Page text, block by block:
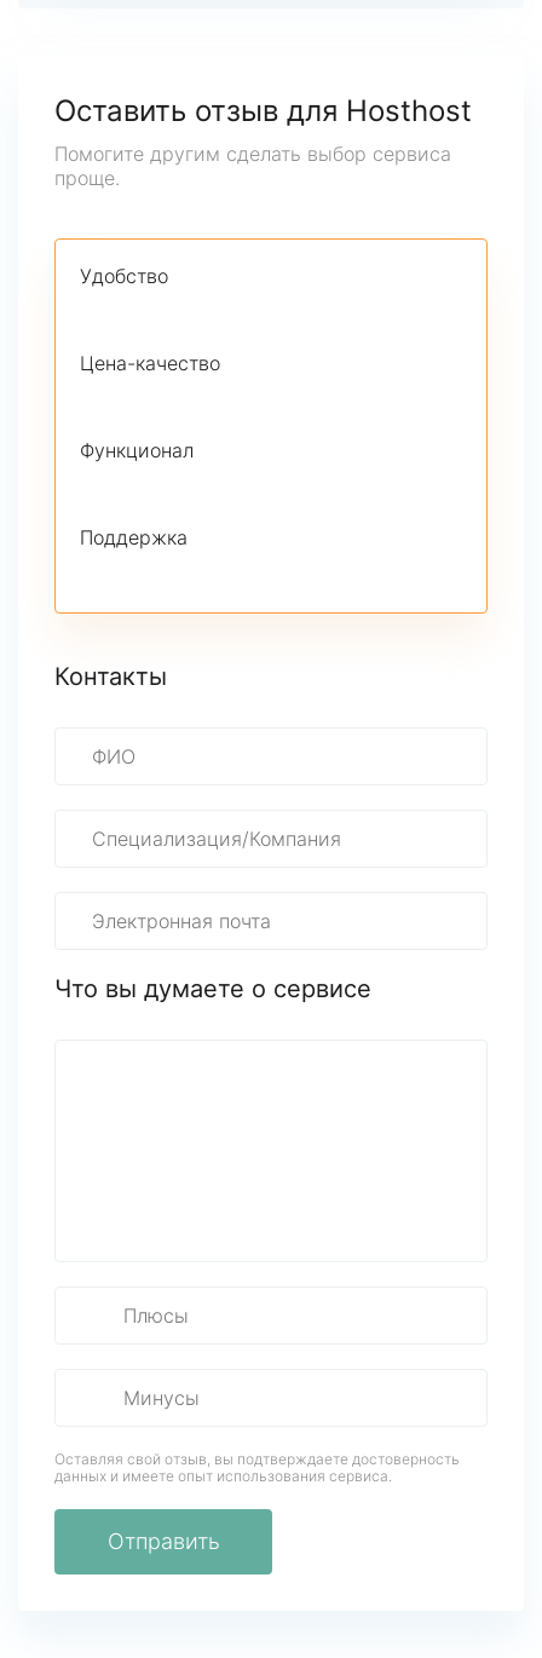
Оставить отзыв для Hosthost
Помогите другим сделать выбор сервиса
проще.
Удобство
Цена-качество
Функционал
Поддержка
Контакты
Что вы думаете о сервисе
Оставляя свой отзыв, вы подтверждаете достоверность
данных и имеете опыт использования сервиса.
Отправить